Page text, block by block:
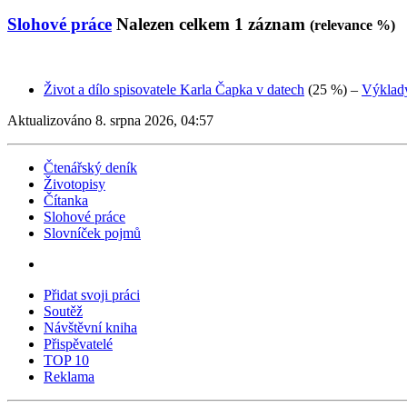
Slohové práce Nalezen celkem 1 záznam (relevance %)
Život a dílo spisovatele Karla Čapka v datech (25 %) –
Aktualizováno 8. srpna 2026, 04:57
Čtenářský deník
Životopisy
Čítanka
Slohové práce
Slovníček pojmů
Přidat svoji práci
Soutěž
Návštěvní kniha
Přispěvatelé
TOP 10
Reklama